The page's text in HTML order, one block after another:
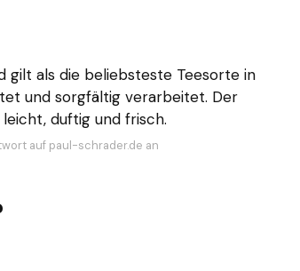
gilt als die beliebsteste Teesorte in
und sorgfältig verarbeitet. Der
duftig und frisch.
auf paul-schrader.de an